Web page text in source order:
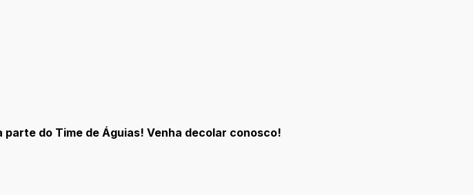
do Time de Águias! Venha decolar conosco!